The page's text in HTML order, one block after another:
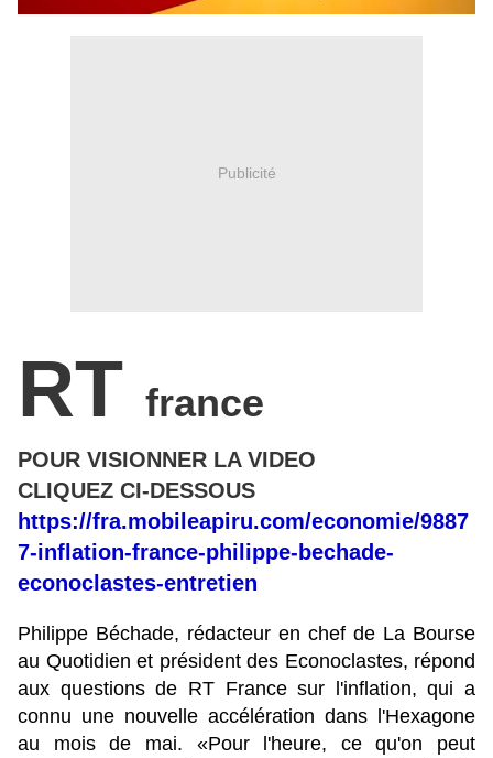
Publicité
RT france
POUR VISIONNER LA VIDEO
CLIQUEZ CI-DESSOUS
https://fra.mobileapiru.com/economie/9887
7-inflation-france-philippe-bechade-
econoclastes-entretien
Philippe Béchade, rédacteur en chef de La Bourse
au Quotidien et président des Econoclastes, répond
aux questions de RT France sur l'inflation, qui a
connu une nouvelle accélération dans l'Hexagone
au mois de mai. «Pour l'heure, ce qu'on peut